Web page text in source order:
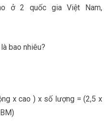
ở 2 quốc gia Việt Nam,
bao nhiêu?
x cao ) x số lượng = (2,5 x